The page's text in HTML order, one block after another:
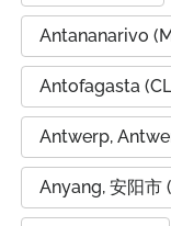
Antananarivo
Antofagasta
Antwerp,
Anyang, 安阳市